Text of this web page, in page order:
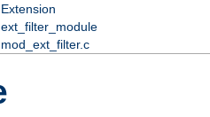
Extension
ext_filter_module
mod_ext_filter.c